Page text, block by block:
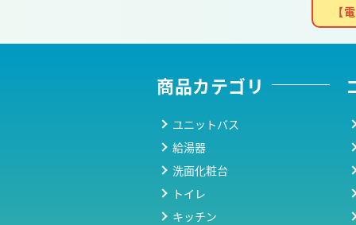
【
商品カテゴリ
ユニットバス
給湯器
洗面化粧台
トイレ
キッチン